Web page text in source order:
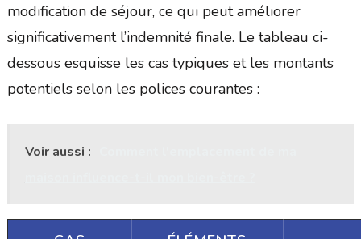
modification de séjour, ce qui peut améliorer
significativement l’indemnité finale. Le tableau ci-
dessous esquisse les cas typiques et les montants
potentiels selon les polices courantes :
Voir aussi :